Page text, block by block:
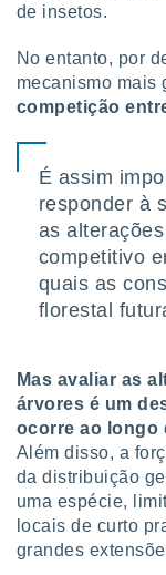
o
Pode
de
através
nós e
únicos
para
e
como a
de insetos.
No entanto, por
mecanismo mais
competição
É assim
responder à
as
competitivo
quais as
florestal
Mas avaliar as
árvores é um
ocorre ao longo
Além disso, a
da distribuição
uma espécie,
locais de curto
grandes